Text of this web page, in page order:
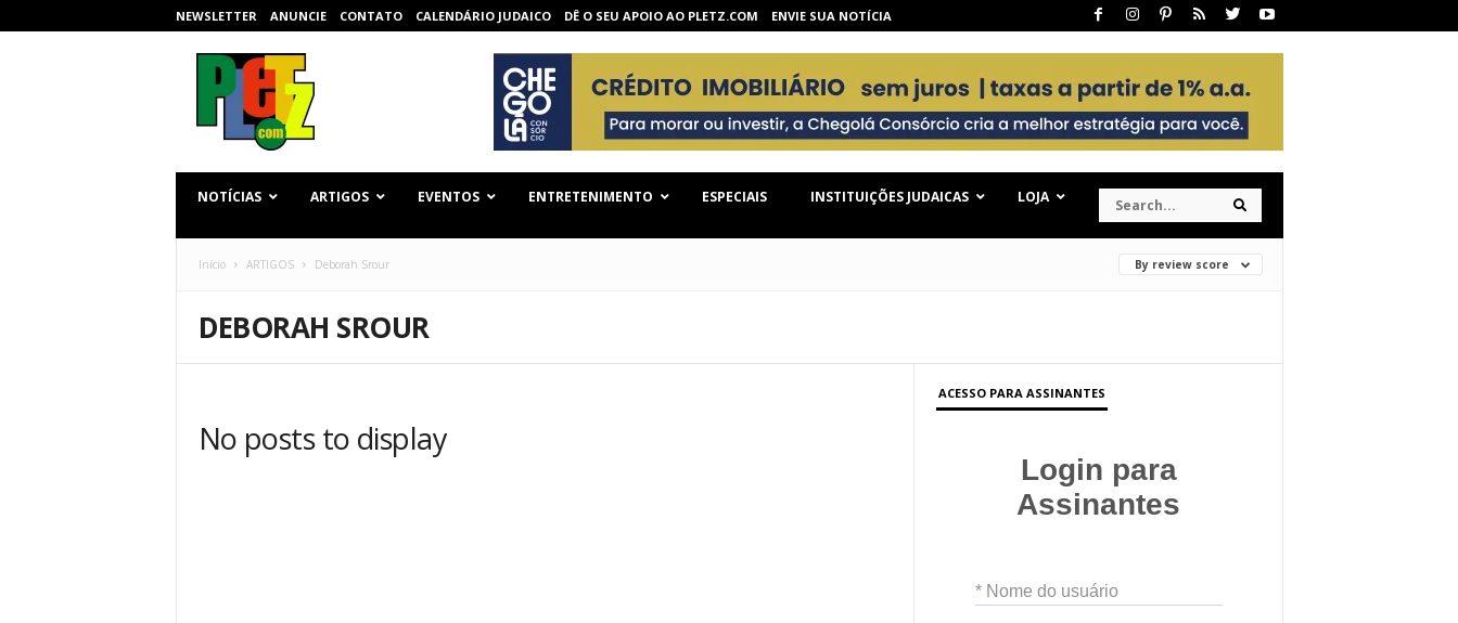
NEWSLETTER ANUNCIE CONTATO CALENDÁRIO JUDAICO DÊ O SEU APOIO AO PLETZ.COM ENVIE SUA NOTÍCIA
NOTÍCIAS ARTIGOS EVENTOS ENTRETENIMENTO ESPECIAIS INSTITUIÇÕES JUDAICAS LOJA
a
r
S
e
r
c
h
Início ARTIGOS Deborah Srour By review score
DEBORAH SROUR
No posts to display
ACESSO PARA ASSINANTES
Login para
Assinantes
* Nome do usuário